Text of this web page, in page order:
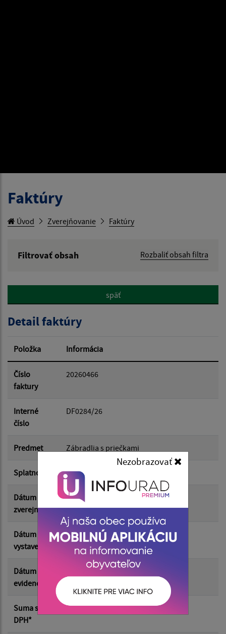
Nezobrazovať
Faktúry
Úvod Zverejňovanie Faktúry
Filtrovať obsah
Rozbaliť obsah filtra
Hľadať v:
Dátum od:
Dátum do:
Suma od:
Suma do:
Filtrovať Reset
späť
Detail faktúry
Položka Informácia
Číslo
faktury
20260466
Interné
číslo
DF0284/26
Predmet Zábradlia s priečkami
Splatnosť 25.05.2026
Dátum
zverejnenia
03.06.2026
Dátum
vystavenia
11.05.2026
Dátum
evidencie
01.06.2026
Suma s
DPH*
3 081.11 €